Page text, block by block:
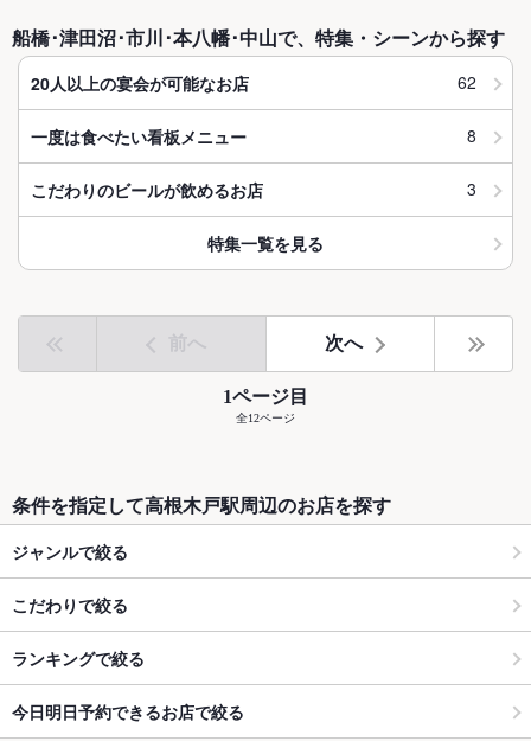
船橋･津田沼･市川･本八幡･中山で、特集・シーンから探す
20人以上の宴会が可能なお店 62
一度は食べたい看板メニュー 8
こだわりのビールが飲めるお店 3
特集一覧を見る
前へ 次へ
1ページ目
全12ページ
条件を指定して高根木戸駅周辺のお店を探す
ジャンルで絞る
こだわりで絞る
ランキングで絞る
今日明日予約できるお店で絞る